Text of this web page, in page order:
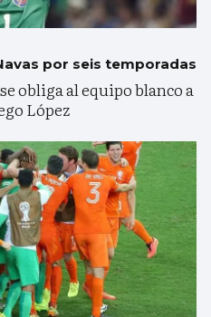
por seis temporadas
obliga al equipo blanco a
López